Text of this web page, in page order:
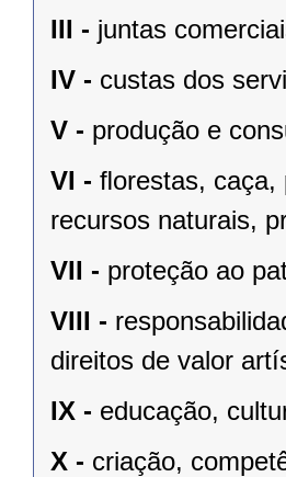
III - juntas
IV - custas dos
V - produção e
VI - ﬂorestas, caça,
recursos naturais,
VII - proteção ao
VIII -
direitos de valor
IX - educação,
X - criação,